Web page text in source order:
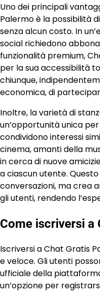
Uno dei principali
Palermo è la possibilità
senza alcun costo. In
social richiedono
funzionalità premium,
per la sua accessibilità
chiunque,
economica, di
Inoltre, la varietà di
un’opportunità unica
condividono interessi
cinema, amanti della
in cerca di nuove
a ciascun utente.
conversazioni, ma crea
gli utenti, rendendo
Come iscriversi a
Iscriversi a Chat Gratis
e veloce. Gli utenti
ufficiale della
un’opzione per